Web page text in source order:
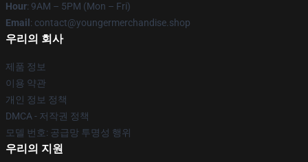
Hour: 9AM – 5PM (Mon – Fri)
Email : contact@youngermerchandise.shop
우리의 회사
제품 정보
이용 약관
개인 정보 정책
DMCA - 저작권 정책
모델 번호: 공급망 투명성 행위
우리의 지원